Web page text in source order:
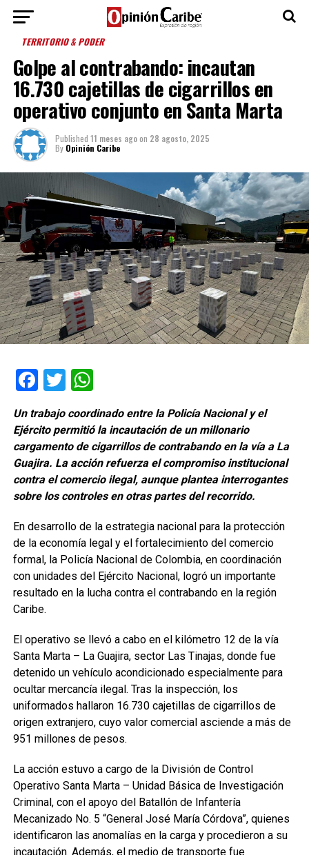
TERRITORIO & PODER
Golpe al contrabando: incautan
16.730 cajetillas de cigarrillos en
operativo conjunto en Santa Marta
Published 11 meses agoon 28 agosto, 2025
By Opinión Caribe
Facebook
TwitterWhatsApp
Un trabajo coordinado entre la Policía Nacional y el
Ejército permitió la incautación de un millonario
cargamento de cigarrillos de contrabando en la vía a La
Guajira. La acción refuerza el compromiso institucional
contra el comercio ilegal, aunque plantea interrogantes
sobre los controles en otras partes del recorrido.
En desarrollo de la estrategia nacional para la protección
de la economía legal y el fortalecimiento del comercio
formal, la Policía Nacional de Colombia, en coordinación
con unidades del Ejército Nacional, logró un importante
resultado en la lucha contra el contrabando en la región
Caribe.
El operativo se llevó a cabo en el kilómetro 12 de la vía
Santa Marta – La Guajira, sector Las Tinajas, donde fue
detenido un vehículo acondicionado especialmente para
ocultar mercancía ilegal. Tras la inspección, los
uniformados hallaron 16.730 cajetillas de cigarrillos de
origen extranjero, cuyo valor comercial asciende a más de
951 millones de pesos.
La acción estuvo a cargo de la División de Control
Operativo Santa Marta – Unidad Básica de Investigación
Criminal, con el apoyo del Batallón de Infantería
Mecanizado No. 5 “General José María Córdova”, quienes
identificaron las anomalías en la carga y procedieron a su
incautación. Además, el medio de transporte fue